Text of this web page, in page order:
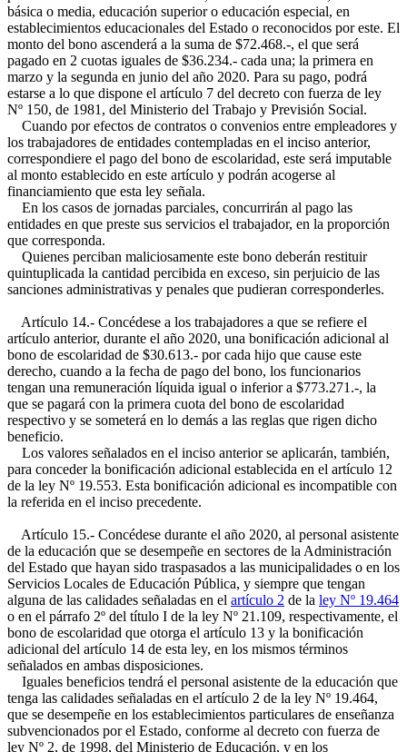
básica o media, educación superior o educación especial, en
establecimientos educacionales del Estado o reconocidos por este. El
monto del bono ascenderá a la suma de $72.468.-, el que será
pagado en 2 cuotas iguales de $36.234.- cada una; la primera en
marzo y la segunda en junio del año 2020. Para su pago, podrá
estarse a lo que dispone el artículo 7 del decreto con fuerza de ley
Nº 150, de 1981, del Ministerio del Trabajo y Previsión Social.
Cuando por efectos de contratos o convenios entre empleadores y
los trabajadores de entidades contempladas en el inciso anterior,
correspondiere el pago del bono de escolaridad, este será imputable
al monto establecido en este artículo y podrán acogerse al
financiamiento que esta ley señala.
En los casos de jornadas parciales, concurrirán al pago las
entidades en que preste sus servicios el trabajador, en la proporción
que corresponda.
Quienes perciban maliciosamente este bono deberán restituir
quintuplicada la cantidad percibida en exceso, sin perjuicio de las
sanciones administrativas y penales que pudieran corresponderles.
Artículo 14.- Concédese a los trabajadores a que se refiere el
artículo anterior, durante el año 2020, una bonificación adicional al
bono de escolaridad de $30.613.- por cada hijo que cause este
derecho, cuando a la fecha de pago del bono, los funcionarios
tengan una remuneración líquida igual o inferior a $773.271.-, la
que se pagará con la primera cuota del bono de escolaridad
respectivo y se someterá en lo demás a las reglas que rigen dicho
beneficio.
Los valores señalados en el inciso anterior se aplicarán, también,
para conceder la bonificación adicional establecida en el artículo 12
de la ley Nº 19.553. Esta bonificación adicional es incompatible con
la referida en el inciso precedente.
Artículo 15.- Concédese durante el año 2020, al personal asistente
de la educación que se desempeñe en sectores de la Administración
del Estado que hayan sido traspasados a las municipalidades o en los
Servicios Locales de Educación Pública, y siempre que tengan
alguna de las calidades señaladas en el artículo 2 de la ley Nº 19.464
o en el párrafo 2º del título I de la ley Nº 21.109, respectivamente, el
bono de escolaridad que otorga el artículo 13 y la bonificación
adicional del artículo 14 de esta ley, en los mismos términos
señalados en ambas disposiciones.
Iguales beneficios tendrá el personal asistente de la educación que
tenga las calidades señaladas en el artículo 2 de la ley Nº 19.464,
que se desempeñe en los establecimientos particulares de enseñanza
subvencionados por el Estado, conforme al decreto con fuerza de
ley Nº 2, de 1998, del Ministerio de Educación, y en los